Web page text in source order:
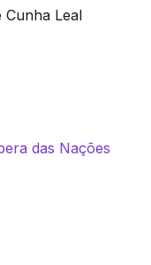
Cunha Leal
das Nações